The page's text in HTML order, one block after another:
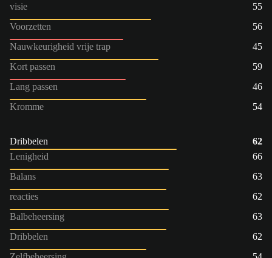
visie
55
Voorzetten
56
Nauwkeurigheid vrije trap
45
Kort passen
59
Lang passen
46
Kromme
54
Dribbelen
62
Lenigheid
66
Balans
63
reacties
62
Balbeheersing
63
Dribbelen
62